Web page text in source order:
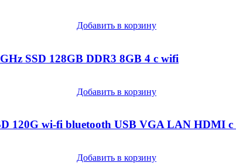
Добавить в корзину
SSD 128GB DDR3 8GB 4 c wifi
Добавить в корзину
120G wi-fi bluetooth USB VGA LAN HDMI
Добавить в корзину